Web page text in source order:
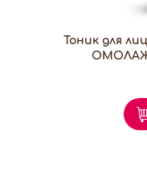
Тоник для